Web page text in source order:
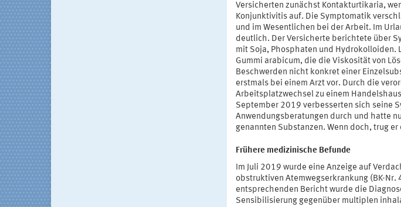
Versicherten zunächst Kontakturtikaria,
Konjunktivitis auf. Die Symptomatik
und im Wesentlichen bei der Arbeit. Im
deutlich. Der Versicherte berichtete über
mit Soja, Phosphaten und Hydrokolloiden.
Gummi arabicum, die die Viskosität von
Beschwerden nicht konkret einer
erstmals bei einem Arzt vor. Durch die
Arbeitsplatzwechsel zu einem
September 2019 verbesserten sich seine
Anwendungsberatungen durch und hatte
genannten Substanzen. Wenn doch, trug
Frühere medizinische Befunde
Im Juli 2019 wurde eine Anzeige auf
obstruktiven Atemwegserkrankung (BK-
entsprechenden Bericht wurde die
Sensibilisierung gegenüber multiplen